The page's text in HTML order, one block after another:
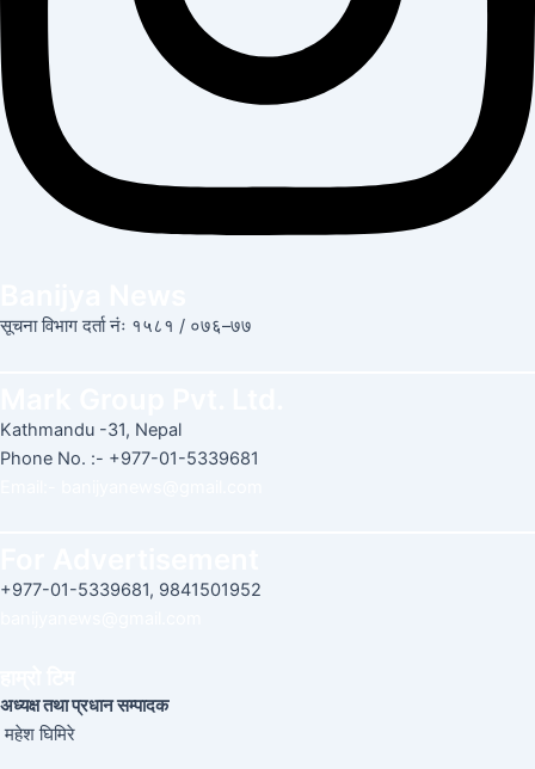
सूचना विभाग दर्ता नंः १५८१ / ०७६–७७
Kathmandu -31, Nepal
Phone No. :- +977-01-5339681
+977-01-5339681, 9841501952
अध्यक्ष तथा प्रधान सम्पादक
महेश घिमिरे